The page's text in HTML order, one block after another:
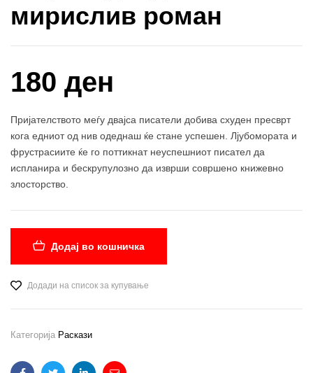
мирислив роман
180 ден
Пријателството меѓу двајcа писатели добива cхуден пресврт
кога едниот од нив одеднаш ќе стане успешен. Лјубомората и
фрустраcиите ќе го поттикнат неуспешниот писател да
испланира и бескрупулозно да изврши совршено книжевно
злосторство.
Додај во кошничка
Додади на список за купување
Категорија Раскази